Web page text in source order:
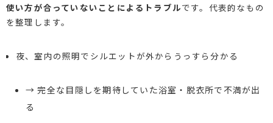
使い方が合っていないことによるトラブルです。代表的なもの
を整理します。
夜、室内の照明でシルエットが外からうっすら分かる
→ 完全な目隠しを期待していた浴室・脱衣所で不満が出
る